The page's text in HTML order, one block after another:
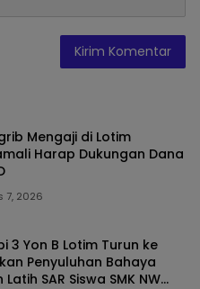
Mengaji di Lotim
Harap Dukungan Dana
7, 2026
3 Yon B Lotim Turun ke
Penyuluhan Bahaya
SAR Siswa SMK NW